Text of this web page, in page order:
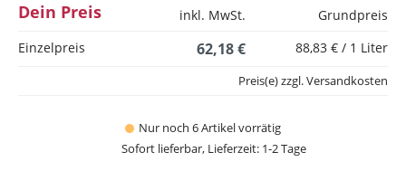
Dein Preis inkl. MwSt.
Grundpreis
Einzelpreis
62,18 € 88,83 € / 1 Liter
Nur noch 6 Artikel vorrätig
Sofort lieferbar, Lieferzeit: 1-2 Tage
Preis(e) zzgl. Versandkosten